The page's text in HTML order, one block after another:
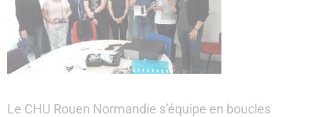
Le CHU Rouen Normandie s’équipe en boucles